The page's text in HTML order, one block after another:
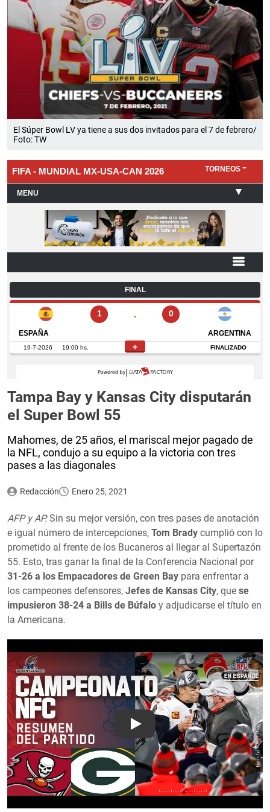
El Súper Bowl LV ya tiene a sus dos invitados para el 7 de febrero/
Foto: TW
Tampa Bay y Kansas City disputarán
el Super Bowl 55
Mahomes, de 25 años, el mariscal mejor pagado de
la NFL, condujo a su equipo a la victoria con tres
pases a las diagonales
Redacción Enero 25, 2021
AFP y AP.Sin su mejor versión, con tres pases de anotación
e igual número de intercepciones, Tom Brady cumplió con lo
prometido al frente de los Bucaneros al llegar al Supertazón
55. Esto, tras ganar la final de la Conferencia Nacional por
31-26 a los Empacadores de Green Bay para enfrentar a
los campeones defensores, Jefes de Kansas City, que se
impusieron 38-24 a Bills de Búfalo y adjudicarse el título en
la Americana.
Play